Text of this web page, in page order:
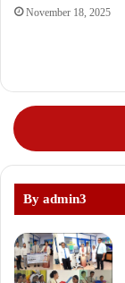
November 18, 2025
By admin3